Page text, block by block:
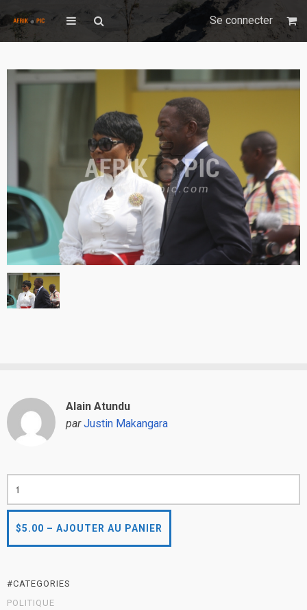
Se connecter
Alain Atundu
par Justin Makangara
#CATEGORIES
POLITIQUE